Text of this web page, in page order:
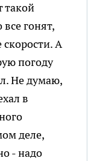
такой
гонят,
А
погоду
Не думаю,
в
деле,
- надо